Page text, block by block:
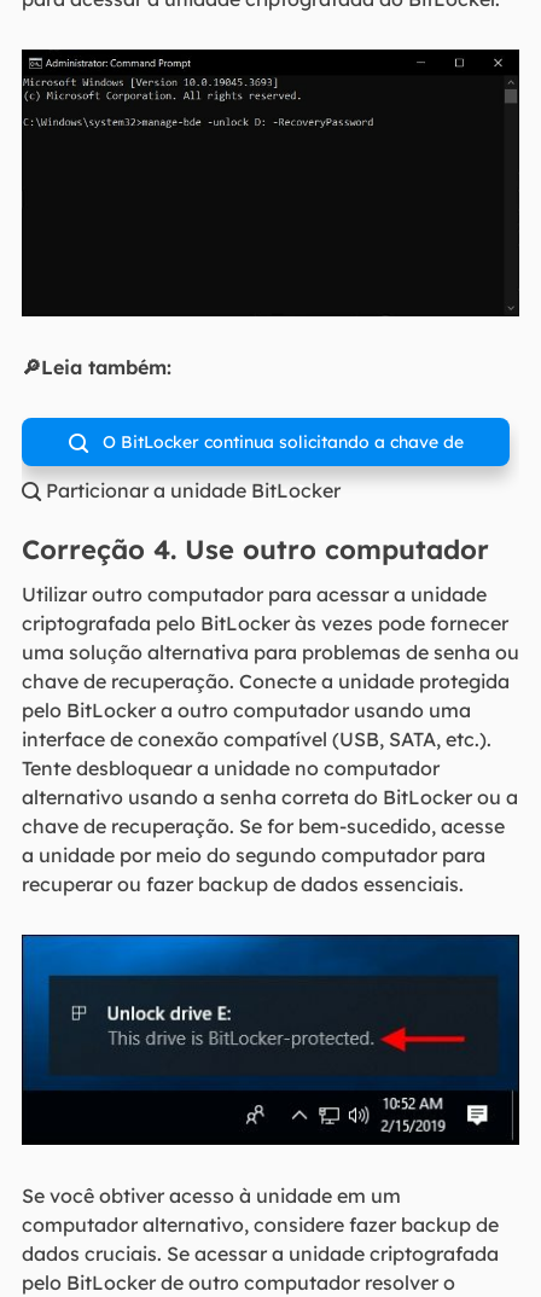
🔎Leia também:
 O BitLocker continua solicitando a chave de
recuperação
 Particionar a unidade BitLocker
Correção 4. Use outro computador
Utilizar outro computador para acessar a unidade
criptografada pelo BitLocker às vezes pode fornecer
uma solução alternativa para problemas de senha ou
chave de recuperação. Conecte a unidade protegida
pelo BitLocker a outro computador usando uma
interface de conexão compatível (USB, SATA, etc.).
Tente desbloquear a unidade no computador
alternativo usando a senha correta do BitLocker ou a
chave de recuperação. Se for bem-sucedido, acesse
a unidade por meio do segundo computador para
recuperar ou fazer backup de dados essenciais.
Se você obtiver acesso à unidade em um
computador alternativo, considere fazer backup de
dados cruciais. Se acessar a unidade criptografada
pelo BitLocker de outro computador resolver o